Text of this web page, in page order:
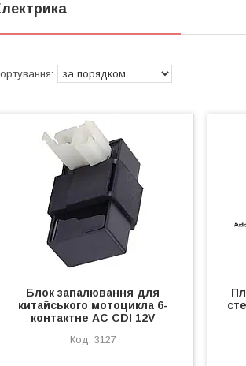
Блок запалювання для
китайського мотоцикла 6-
контактне AC CDI 12V
3127